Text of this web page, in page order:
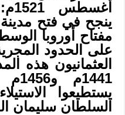
ينجح في فتح مدينة
مفتاح أوروبا
على الحدود
العثمانيون هذه
يستطيعوا
السلطان سليمان